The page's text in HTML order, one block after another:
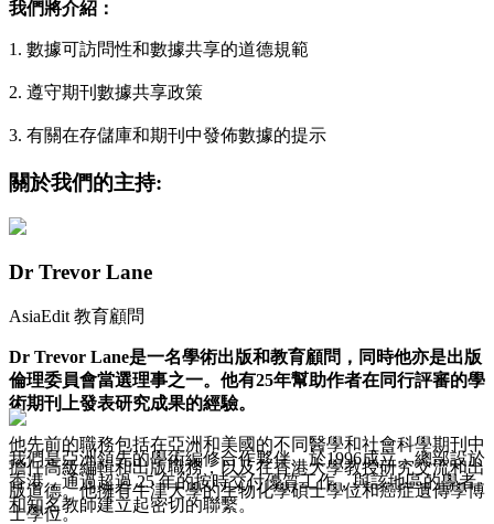
我們將介紹：
1. 數據可訪問性和數據共享的道德規範
2. 遵守期刊數據共享政策
3. 有關在存儲庫和期刊中發佈數據的提示
關於我們的主持:
Dr Trevor Lane
AsiaEdit 教育顧問
Dr Trevor Lane是一名學術出版和教育顧問，同時他亦是出版
倫理委員會當選理事之一。他有25年幫助作者在同行評審的學
術期刊上發表研究成果的經驗。
他先前的職務包括在亞洲和美國的不同醫學和社會科學期刊中
擔任高級編輯和出版職務，以及在香港大學教授研究交流和出
版道德。他擁有牛津大學的生物化學碩士學位和癌症遺傳學博
士學位。
我們是亞洲領先的學術編修合作夥伴。於1996成立，總部設於
香港，通過超過 25 年的按時交付優質工作，與該地區的學者
和知名教師建立起密切的聯繫。